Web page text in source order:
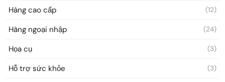
Hàng cao cấp (12)
Hàng ngoại nhập (24)
Họa cụ (3)
Hỗ trợ sức khỏe (3)